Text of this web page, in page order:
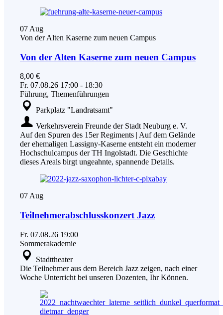
07 Aug
Von der Alten Kaserne zum neuen Campus
Von der Alten Kaserne zum neuen Campus
8,00 €
Fr. 07.08.26 17:00 - 18:30
Führung, Themenführungen
Parkplatz "Landratsamt"
Verkehrsverein Freunde der Stadt Neuburg e. V.
Auf den Spuren des 15er Regiments | Auf dem Gelände
der ehemaligen Lassigny-Kaserne entsteht ein moderner
Hochschulcampus der TH Ingolstadt. Die Geschichte
dieses Areals birgt ungeahnte, spannende Details.
07 Aug
Teilnehmerabschlusskonzert Jazz
Fr. 07.08.26 19:00
Sommerakademie
Stadttheater
Die Teilnehmer aus dem Bereich Jazz zeigen, nach einer
Woche Unterricht bei unseren Dozenten, Ihr Können.